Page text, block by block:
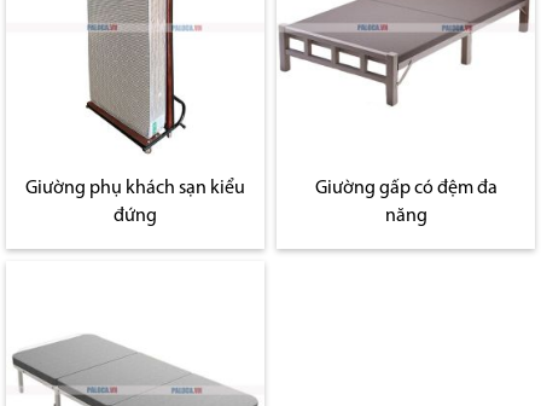
Giường phụ khách sạn kiểu
đứng
Giường gấp có đệm đa
năng